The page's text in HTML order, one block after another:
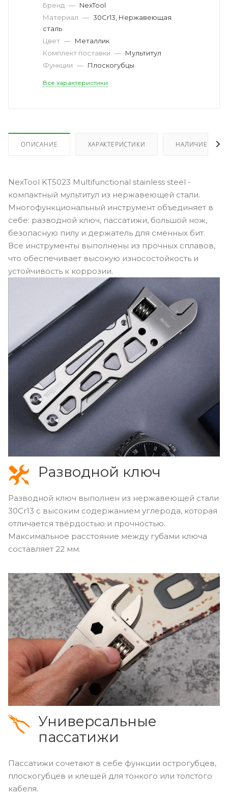
Бренд — NexTool
Материал — 30Cr13, Нержавеющая
сталь
Цвет — Металлик
Комплект поставки — Мультитул
Функции — Плоскогубцы
Все характеристики
ОПИСАНИЕ ХАРАКТЕРИСТИКИ НАЛИЧИЕ
NexTool KT5023 Multifunctional stainless steel -
компактный мультитул из нержавеющей стали.
Многофункциональный инструмент объединяет в
себе: разводной ключ, пассатижи, большой нож,
безопасную пилу и держатель для сменных бит.
Все инструменты выполнены из прочных сплавов,
что обеспечивает высокую износостойкость и
устойчивость к коррозии.
Разводной ключ
Разводной ключ выполнен из нержавеющей стали
30Cr13 с высоким содержанием углерода, которая
отличается твёрдостью и прочностью.
Максимальное расстояние между губами ключа
составляет 22 мм.
Универсальные
пассатижи
Пассатижи сочетают в себе функции острогубцев,
плоскогубцев и клещей для тонкого или толстого
кабеля.